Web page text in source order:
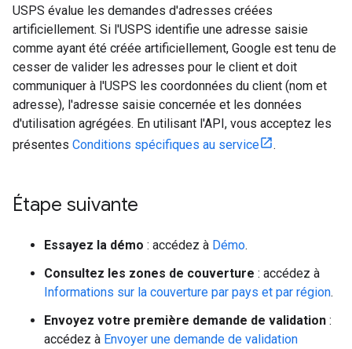
USPS évalue les demandes d'adresses créées
artificiellement. Si l'USPS identifie une adresse saisie
comme ayant été créée artificiellement, Google est tenu de
cesser de valider les adresses pour le client et doit
communiquer à l'USPS les coordonnées du client (nom et
adresse), l'adresse saisie concernée et les données
d'utilisation agrégées. En utilisant l'API, vous acceptez les
présentes Conditions spécifiques au service .
Étape suivante
Essayez la démo : accédez à Démo.
Consultez les zones de couverture : accédez à
Informations sur la couverture par pays et par région.
Envoyez votre première demande de validation :
accédez à Envoyer une demande de validation